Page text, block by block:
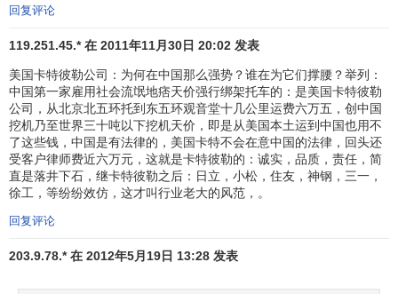
回复评论
119.251.45.* 在 2011年11月30日 20:02 发表
美国卡特彼勒公司：为何在中国那么强势？谁在为它们撑腰？举列：
中国第一家雇用社会流氓地痞天价强行绑架托车的：是美国卡特彼勒
公司，从北京北五环托到东五环观音堂十几公里运费六万五，创中国
挖机乃至世界三十吨以下挖机天价，即是从美国本土运到中国也用不
了这些钱，中国是有法律的，美国卡特不会在意中国的法律，回头还
受客户律师费近六万元，这就是卡特彼勒的：诚实，品质，责任，简
直是落井下石，继卡特彼勒之后：日立，小松，住友，神钢，三一，
徐工，等纷纷效仿，这才叫行业老大的风范，。
回复评论
203.9.78.* 在 2012年5月19日 13:28 发表